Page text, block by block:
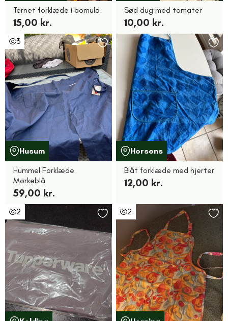
Ternet forklæde i bomuld
15,00 kr.
Sød dug med tomater
10,00 kr.
3
Husum
Hummel Forklæde
Mørkeblå
59,00 kr.
Horsens
Blåt forklæde med hjerter
12,00 kr.
2 2